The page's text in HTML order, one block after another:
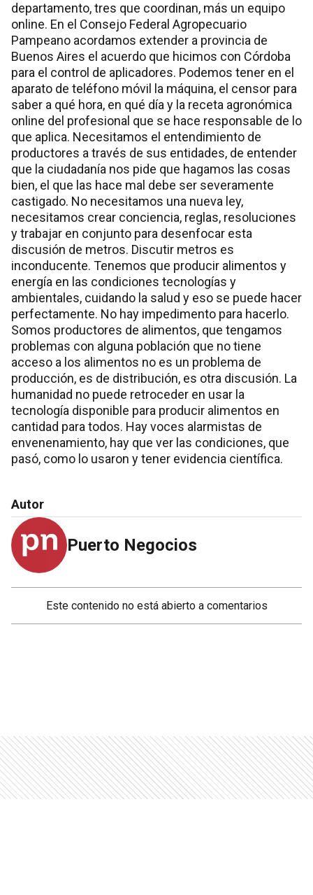
departamento, tres que coordinan, más un equipo
online. En el Consejo Federal Agropecuario
Pampeano acordamos extender a provincia de
Buenos Aires el acuerdo que hicimos con Córdoba
para el control de aplicadores. Podemos tener en el
aparato de teléfono móvil la máquina, el censor para
saber a qué hora, en qué día y la receta agronómica
online del profesional que se hace responsable de lo
que aplica. Necesitamos el entendimiento de
productores a través de sus entidades, de entender
que la ciudadanía nos pide que hagamos las cosas
bien, el que las hace mal debe ser severamente
castigado. No necesitamos una nueva ley,
necesitamos crear conciencia, reglas, resoluciones
y trabajar en conjunto para desenfocar esta
discusión de metros. Discutir metros es
inconducente. Tenemos que producir alimentos y
energía en las condiciones tecnologías y
ambientales, cuidando la salud y eso se puede hacer
perfectamente. No hay impedimento para hacerlo.
Somos productores de alimentos, que tengamos
problemas con alguna población que no tiene
acceso a los alimentos no es un problema de
producción, es de distribución, es otra discusión. La
humanidad no puede retroceder en usar la
tecnología disponible para producir alimentos en
cantidad para todos. Hay voces alarmistas de
envenenamiento, hay que ver las condiciones, que
pasó, como lo usaron y tener evidencia científica.
Autor
Puerto Negocios
Este contenido no está abierto a comentarios